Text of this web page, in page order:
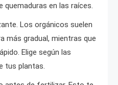
quemaduras en las raíces.
Los orgánicos suelen
más gradual, mientras que
Elige según las
tus plantas.